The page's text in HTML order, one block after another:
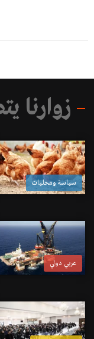
زوارنا
سياسة ومحليات
عربي دولي